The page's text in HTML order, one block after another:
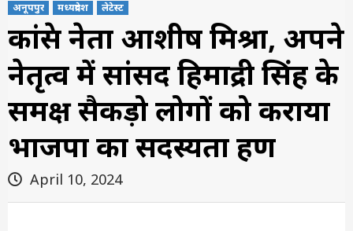
अनूपपुर मध्यप्रदेश लेटेस्ट
कांग्रेस नेता आशीष मिश्रा, अपने
नेतृत्व में सांसद हिमाद्री सिंह के
समक्ष सैकड़ो लोगों को कराया
भाजपा का सदस्यता ग्रहण
April 10, 2024